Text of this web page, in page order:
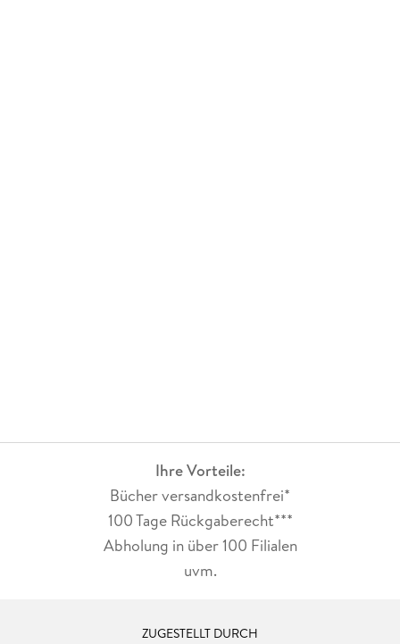
Ihre Vorteile:
Bücher versandkostenfrei*
100 Tage Rückgaberecht***
Abholung in über 100 Filialen
uvm.
ZUGESTELLT DURCH